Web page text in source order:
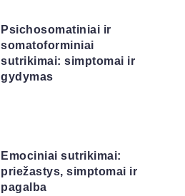
Psichosomatiniai ir
somatoforminiai
sutrikimai: simptomai ir
gydymas
Emociniai sutrikimai:
priežastys, simptomai ir
pagalba